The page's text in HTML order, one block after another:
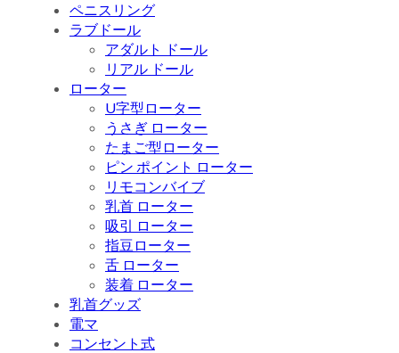
ペニスリング
ラブドール
アダルト ドール
リアル ドール
ローター
U字型ローター
うさぎ ローター
たまご型ローター
ピン ポイント ローター
リモコンバイブ
乳首 ローター
吸引 ローター
指豆ローター
舌 ローター
装着 ローター
乳首グッズ
電マ
コンセント式